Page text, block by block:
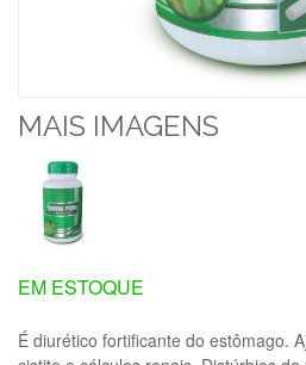
MAIS IMAGENS
EM ESTOQUE
É diurético fortificante do estômago.